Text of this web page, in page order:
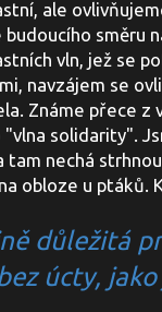
ale
směru
vln, jež se
navzájem se
Známe přece
solidarity".
tam nechá
obloze u ptáků.
důležitá
úcty,